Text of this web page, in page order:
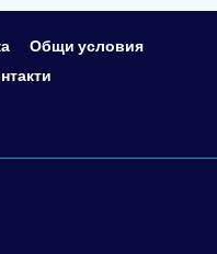
Общи условия